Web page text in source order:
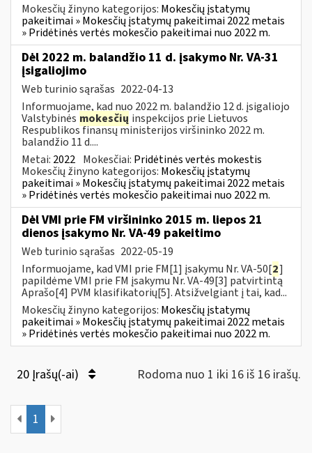
Mokesčių žinyno kategorijos: Mokesčių įstatymų
pakeitimai » Mokesčių įstatymų pakeitimai 2022 metais
» Pridėtinės vertės mokesčio pakeitimai nuo 2022 m.
Dėl 2022 m. balandžio 11 d. įsakymo Nr. VA-31
įsigaliojimo
Web turinio sąrašas 2022-04-13
Informuojame, kad nuo 2022 m. balandžio 12 d. įsigaliojo
Valstybinės mokesčių inspekcijos prie Lietuvos
Respublikos finansų ministerijos viršininko 2022 m.
balandžio 11 d....
Metai: 2022 Mokesčiai: Pridėtinės vertės mokestis
Mokesčių žinyno kategorijos: Mokesčių įstatymų
pakeitimai » Mokesčių įstatymų pakeitimai 2022 metais
» Pridėtinės vertės mokesčio pakeitimai nuo 2022 m.
Dėl VMI prie FM viršininko 2015 m. liepos 21
dienos įsakymo Nr. VA-49 pakeitimo
Web turinio sąrašas 2022-05-19
Informuojame, kad VMI prie FM[1] įsakymu Nr. VA-50[2]
papildėme VMI prie FM įsakymu Nr. VA-49[3] patvirtintą
Aprašo[4] PVM klasifikatorių[5]. Atsižvelgiant į tai, kad...
Mokesčių žinyno kategorijos: Mokesčių įstatymų
pakeitimai » Mokesčių įstatymų pakeitimai 2022 metais
» Pridėtinės vertės mokesčio pakeitimai nuo 2022 m.
20 Įrašų(-ai) Rodoma nuo 1 iki 16 iš 16 irašų.
1